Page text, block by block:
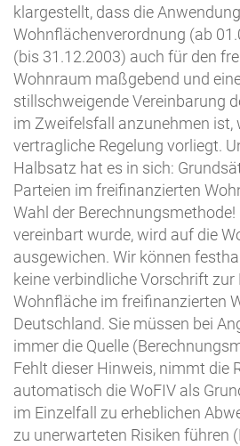
klargestellt, dass die
Wohnflächenverordnung (ab
(bis 31.12.2003) auch für den
Wohnraum maßgebend und
stillschweigende Vereinbarung
im Zweifelsfall anzunehmen ist,
vertragliche Regelung vorliegt.
Halbsatz hat es in sich:
Parteien im freifinanzierten
Wahl der
vereinbart wurde, wird auf die
ausgewichen. Wir können
keine verbindliche Vorschrift zur
Wohnfläche im freifinanzierten
Deutschland. Sie müssen bei
immer die Quelle
Fehlt dieser Hinweis, nimmt die
automatisch die WoFIV als
im Einzelfall zu erheblichen
zu unerwarteten Risiken führen